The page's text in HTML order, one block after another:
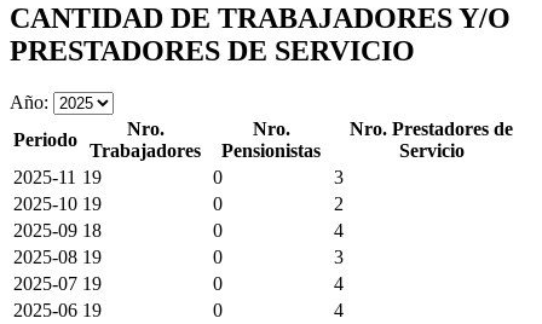
CANTIDAD DE TRABAJADORES Y/O
PRESTADORES DE SERVICIO
Año:
Periodo
Nro.
Trabajadores
Nro.
Pensionistas
Nro. Prestadores de
Servicio
2025-11 19 0
3
2025-10 19 0
2
2025-09 18 0
4
2025-08 19 0
3
2025-07 19 0
4
2025-06 19 0
4